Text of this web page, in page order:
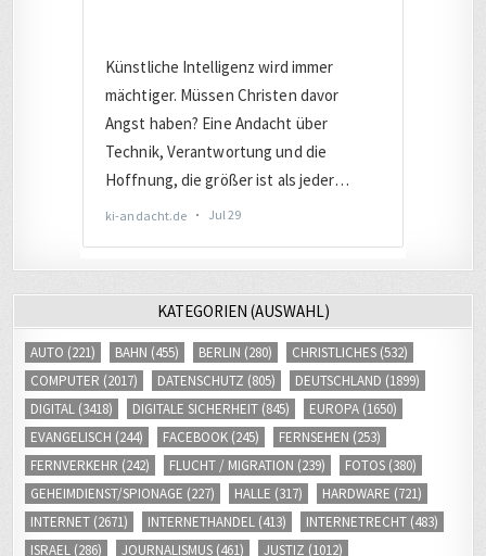
KATEGORIEN (AUSWAHL)
AUTO (221) BAHN (455) BERLIN (280) CHRISTLICHES (532)
COMPUTER (2017) DATENSCHUTZ (805) DEUTSCHLAND (1899)
DIGITAL (3418) DIGITALE SICHERHEIT (845) EUROPA (1650)
EVANGELISCH (244) FACEBOOK (245) FERNSEHEN (253)
FERNVERKEHR (242) FLUCHT / MIGRATION (239) FOTOS (380)
GEHEIMDIENST/SPIONAGE (227) HALLE (317) HARDWARE (721)
INTERNET (2671) INTERNETHANDEL (413) INTERNETRECHT (483)
ISRAEL (286) JOURNALISMUS (461) JUSTIZ (1012)